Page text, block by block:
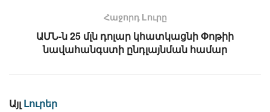
Հաջորդ Lուրը
ԱՄՆ-ն 25 մլն դոլար կհատկացնի Փոթիի
նավահանգստի ընդլայնման համար
Այլ Լուրեր